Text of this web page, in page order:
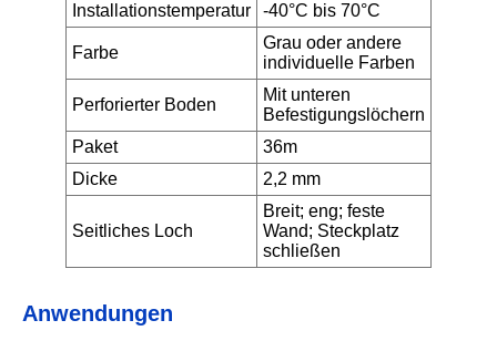
Installationstemperatur
-40°C bis 70°C
Farbe
Grau oder andere
individuelle Farben
Perforierter Boden
Mit unteren
Befestigungslöchern
Paket
36m
Dicke
2,2 mm
Seitliches Loch
Breit; eng; feste
Wand; Steckplatz
schließen
Anwendungen